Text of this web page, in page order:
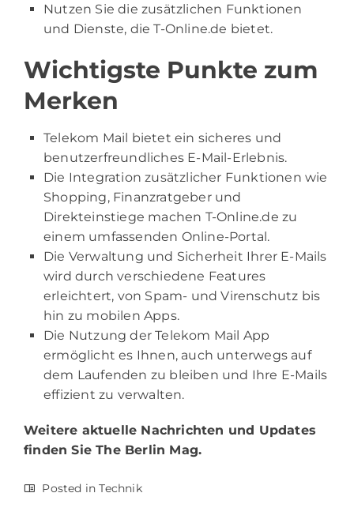
Nutzen Sie die zusätzlichen Funktionen
und Dienste, die T-Online.de bietet.
Wichtigste Punkte zum
Merken
Telekom Mail bietet ein sicheres und
benutzerfreundliches E-Mail-Erlebnis.
Die Integration zusätzlicher Funktionen wie
Shopping, Finanzratgeber und
Direkteinstiege machen T-Online.de zu
einem umfassenden Online-Portal.
Die Verwaltung und Sicherheit Ihrer E-Mails
wird durch verschiedene Features
erleichtert, von Spam- und Virenschutz bis
hin zu mobilen Apps.
Die Nutzung der Telekom Mail App
ermöglicht es Ihnen, auch unterwegs auf
dem Laufenden zu bleiben und Ihre E-Mails
effizient zu verwalten.
Weitere aktuelle Nachrichten und Updates
finden SieThe Berlin Mag.
Posted inTechnik